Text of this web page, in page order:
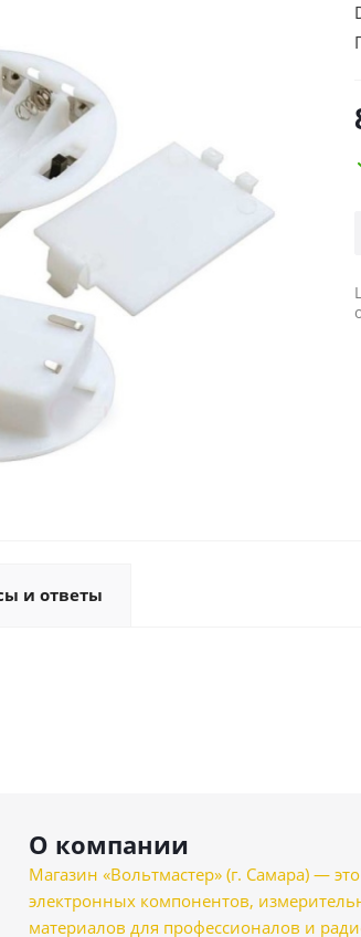
и ответы
О компании
Магазин «Вольтмастер» (г. Самара) —
электронных компонентов,
материалов для профессионалов и